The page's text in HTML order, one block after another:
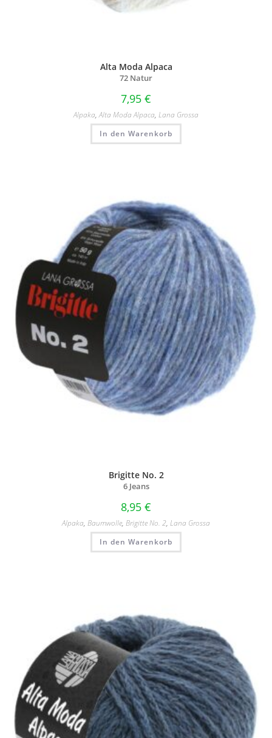
Alta Moda Alpaca
72 Natur
7,95 €
Alpaka,Alta Moda Alpaca, Lana Grossa
In den Warenkorb
Brigitte No. 2
6 Jeans
8,95 €
Alpaka, Baumwolle, Brigitte No. 2, Lana Grossa
In den Warenkorb